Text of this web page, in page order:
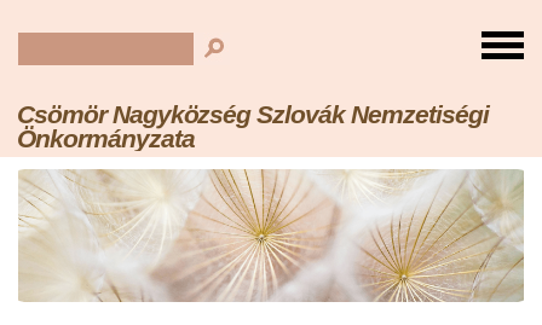
Csömör Nagyközség Szlovák Nemzetiségi
Önkormányzata